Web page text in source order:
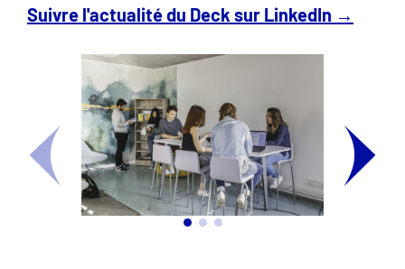
Suivre l'actualité du Deck sur LinkedIn →